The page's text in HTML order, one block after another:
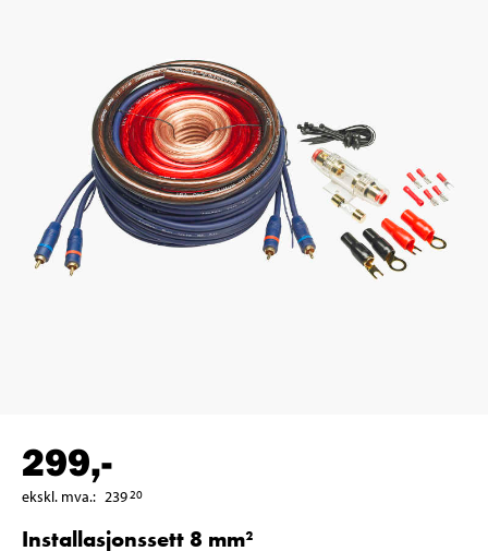
299,-
ekskl. mva.: 23920
Installasjonssett 8 mm²